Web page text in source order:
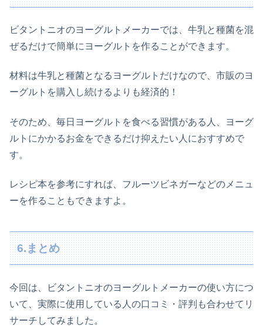
ビタントニオのヨーグルトメーカーでは、牛乳と種菌を混
ぜるだけで簡単にヨーグルトを作ることができます。
材料は牛乳と種菌となるヨーグルトだけなので、市販のヨ
ーグルトを購入し続けるよりも経済的！
そのため、毎日ヨーグルトを食べる習慣がある人、ヨーグ
ルトにかかるお金をできるだけ抑えたい人におすすめで
す。
レシピ本を参考にすれば、フルーツビネガーなどのメニュ
ーを作ることもできますよ。
6.まとめ
今回は、ビタントニオのヨーグルトメーカーの使い方につ
いて、実際に使用している人の口コミ・評判も合わせてリ
サーチしてみました。